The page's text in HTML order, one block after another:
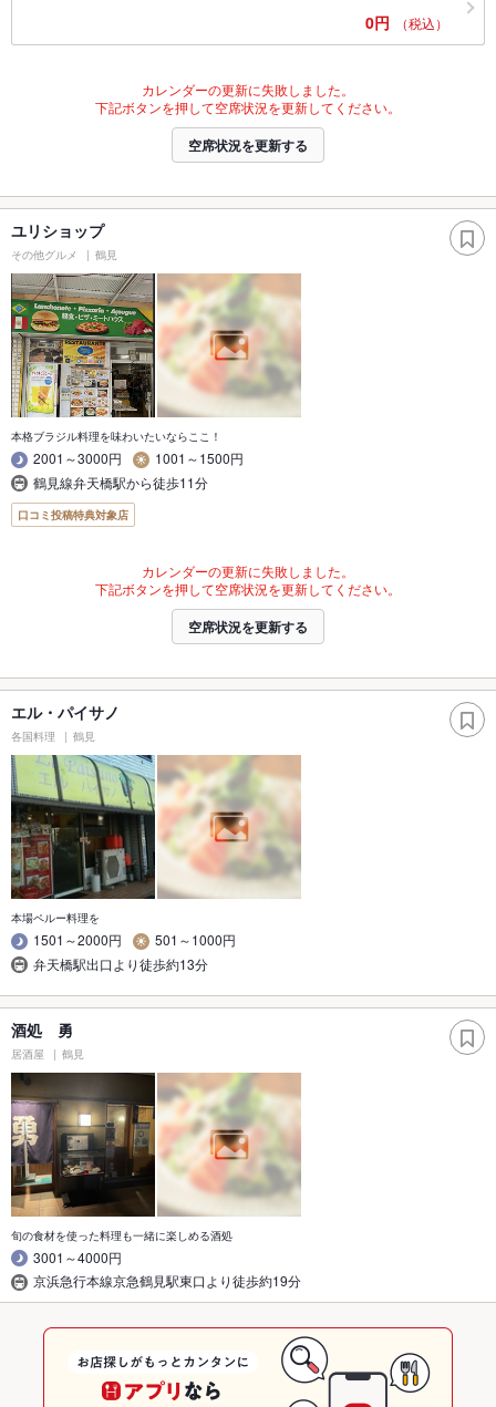
0円 （税込）
カレンダーの更新に失敗しました。
下記ボタンを押して空席状況を更新してください。
空席状況を更新する
ユリショップ
その他グルメ 鶴見
本格ブラジル料理を味わいたいならここ！
2001～3000円
1001～1500円
鶴見線弁天橋駅から徒歩11分
口コミ投稿特典対象店
カレンダーの更新に失敗しました。
下記ボタンを押して空席状況を更新してください。
空席状況を更新する
エル・パイサノ
各国料理 鶴見
本場ペルー料理を
1501～2000円
501～1000円
弁天橋駅出口より徒歩約13分
酒処 勇
居酒屋 鶴見
旬の食材を使った料理も一緒に楽しめる酒処
3001～4000円
京浜急行本線京急鶴見駅東口より徒歩約19分